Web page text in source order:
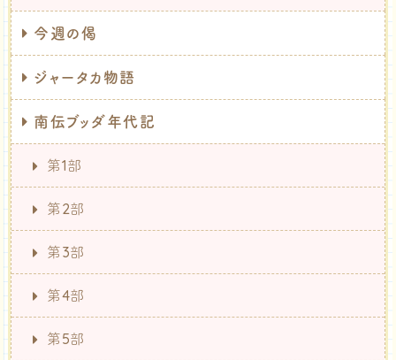
今週の偈
ジャータカ物語
南伝ブッダ年代記
第1部
第2部
第3部
第4部
第5部